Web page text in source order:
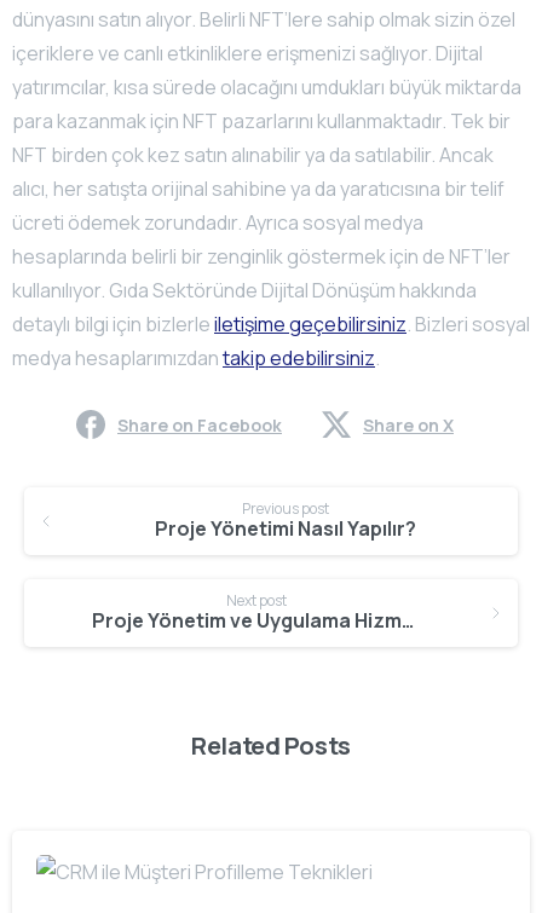
dünyasını satın alıyor. Belirli NFT’lere sahip olmak sizin özel
içeriklere ve canlı etkinliklere erişmenizi sağlıyor. Dijital
yatırımcılar, kısa sürede olacağını umdukları büyük miktarda
para kazanmak için NFT pazarlarını kullanmaktadır. Tek bir
NFT birden çok kez satın alınabilir ya da satılabilir. Ancak
alıcı, her satışta orijinal sahibine ya da yaratıcısına bir telif
ücreti ödemek zorundadır. Ayrıca sosyal medya
hesaplarında belirli bir zenginlik göstermek için de NFT’ler
kullanılıyor. Gıda Sektöründe Dijital Dönüşüm hakkında
detaylı bilgi için bizlerleiletişime geçebilirsiniz. Bizleri sosyal
medya hesaplarımızdantakip edebilirsiniz.
Share on Facebook Share on X
Reading
Previous post
Proje Yönetimi Nasıl Yapılır?
Next post
Proje Yönetim ve Uygulama Hizmetleri
Related Posts